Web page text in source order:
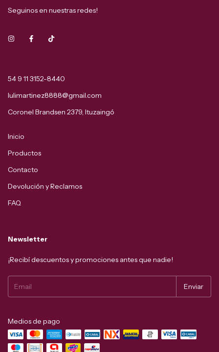
Seguinos en nuestras redes!
54 9 11 3152-8440
lulimartinez8888@gmail.com
Coronel Brandsen 2379, Ituzaingó
Inicio
Productos
Contacto
Devolución y Reclamos
FAQ
Newsletter
¡Recibí descuentos y promociones antes que nadie!
Medios de pago